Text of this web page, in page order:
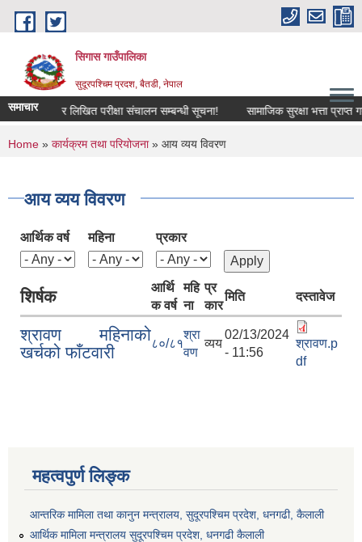
Skip to main content
सिगास गाउँपालिका
सुदूरपश्चिम प्रदश, बैतडी, नेपाल
समाचार
संक्षिप्त सूची र लिखित परीक्षा संचालन सम्बन्धी सूचना! सामाजिक सुरक्षा भत्ता
You are here
Home » कार्यक्रम तथा परियोजना» आय व्यय विवरण
आय व्यय विवरण
आर्थिक वर्ष महिना प्रकार
शिर्षक
आर्थि
क वर्ष
महि
ना
प्र
कार
मिति दस्तावेज
श्रावण महिनाको
खर्चको फाँटवारी
८०/८१
श्रा
वण
व्यय
02/13/2024
- 11:56
श्रावण.p
df
महत्वपुर्ण लिङ्क
आन्तरिक मामिला तथा कानुन मन्त्रालय, सुदूरपश्चिम प्रदेश, धनगढी, कैलाली
आर्थिक मामिला मन्त्रालय सुदूरपश्चिम प्रदेश, धनगढी कैलाली